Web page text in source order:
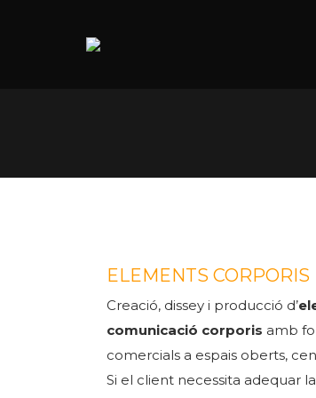
ELEMENTS CORPORIS
Creació, dissey i producció d’
comunicació corporis amb
comercials a espais oberts,
Si el client necessita adequar